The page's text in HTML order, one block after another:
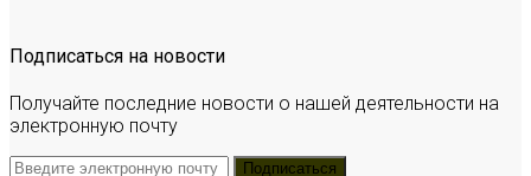
Подписаться на новости
Получайте последние новости о нашей деятельности на
электронную почту